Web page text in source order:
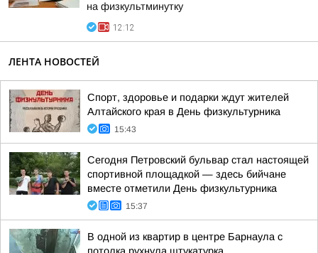
на физкультминутку
12:12
ЛЕНТА НОВОСТЕЙ
Спорт, здоровье и подарки ждут жителей
Алтайского края в День физкультурника
15:43
Сегодня Петровский бульвар стал настоящей
спортивной площадкой — здесь бийчане
вместе отметили День физкультурника
15:37
В одной из квартир в центре Барнаула с